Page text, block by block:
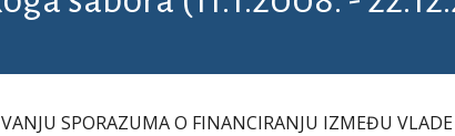
SPORAZUMA O FINANCIRANJU IZMEĐU